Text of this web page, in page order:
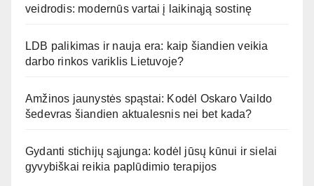
veidrodis: modernūs vartai į laikinąją sostinę
LDB palikimas ir nauja era: kaip šiandien veikia
darbo rinkos variklis Lietuvoje?
Amžinos jaunystės spąstai: Kodėl Oskaro Vaildo
šedevras šiandien aktualesnis nei bet kada?
Gydanti stichijų sąjunga: kodėl jūsų kūnui ir sielai
gyvybiškai reikia paplūdimio terapijos